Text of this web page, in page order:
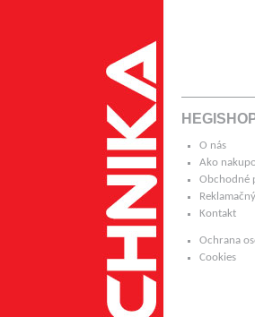
O nás
Ako
Obchodné
Kontakt
Ochrana
Cookies